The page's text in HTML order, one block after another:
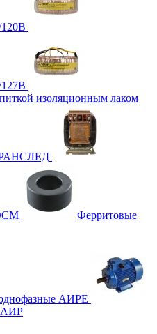
изоляционным лаком
Ферритовые
АИРЕ
АИР